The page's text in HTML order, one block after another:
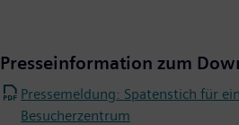
Presseinformation zum
Pressemeldung: Spatenstich für
Besucherzentrum